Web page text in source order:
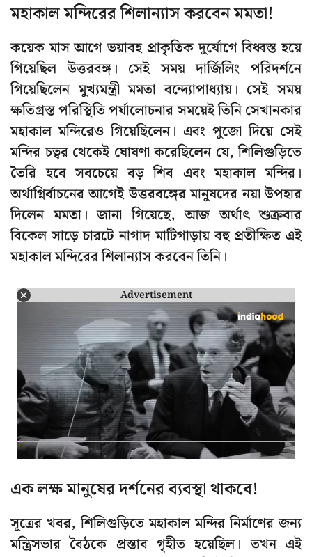
মহাকাল মন্দিরের শিলান্যাস করবেন মমতা!
কয়েক মাস আগে ভয়াবহ প্রাকৃতিক দুর্যোগে বিধ্বস্ত হয়ে
গিয়েছিল উত্তরবঙ্গ। সেই সময় দার্জিলিং পরিদর্শনে
গিয়েছিলেন মুখ্যমন্ত্রী মমতা বন্দ্যোপাধ্যায়। সেই সময়
ক্ষতিগ্রস্ত পরিস্থিতি পর্যালোচনার সময়েই তিনি সেখানকার
মহাকাল মন্দিরেও গিয়েছিলেন। এবং পুজো দিয়ে সেই
মন্দির চত্বর থেকেই ঘোষণা করেছিলেন যে, শিলিগুড়িতে
তৈরি হবে সবচেয়ে বড় শিব এবং মহাকাল মন্দির।
অর্থাগ্নির্বাচনের আগেই উত্তরবঙ্গের মানুষদের নয়া উপহার
দিলেন মমতা। জানা গিয়েছে, আজ অর্থাৎ শুক্রবার
বিকেল সাড়ে চারটে নাগাদ মাটিগাড়ায় বহু প্রতীক্ষিত এই
মহাকাল মন্দিরের শিলান্যাস করবেন তিনি।
Advertisement
এক লক্ষ মানুষের দর্শনের ব্যবস্থা থাকবে!
সূত্রের খবর, শিলিগুড়িতে মহাকাল মন্দির নির্মাণের জন্য
মন্ত্রিসভার বৈঠকে প্রস্তাব গৃহীত হয়েছিল। তখন এই